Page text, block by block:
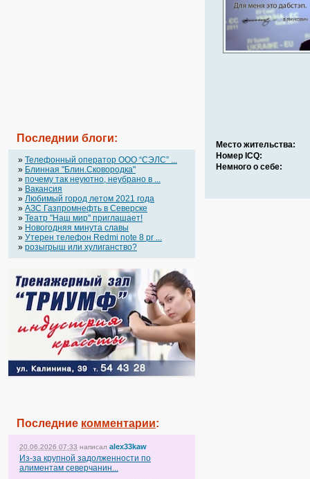
Последнии блоги:
» Телефонный оператор OOO “СЭЛС” ...
» Блинная "Блин.Сковородка"
» почему так неуютно, неубрано в ...
» Вакансия
» Любимый город летом 2021 года
» АЗС Газпромнефть в Северске
» Театр "Наш мир" приглашает!
» Новогодняя минута славы
» Утерен телефон Redmi note 8 pr ...
» розыгрыш или хулиганство?
Последние комментарии:
20.06.2026 07:33 написал alex33kaw
Из-за крупной задолженности по
алиментам северчанин...
Место жительства:
Номер ICQ:
Немного о себе: